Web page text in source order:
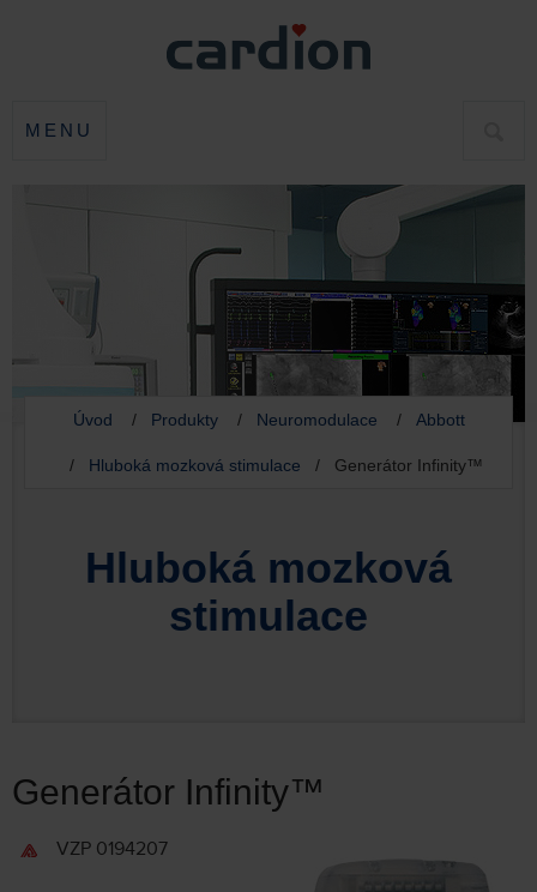
MENU
Úvod / Produkty/ Neuromodulace / Abbott
/ Hluboká mozková stimulace / Generátor Infinity™
Hluboká mozková
stimulace
Generátor Infinity™
VZP 0194207